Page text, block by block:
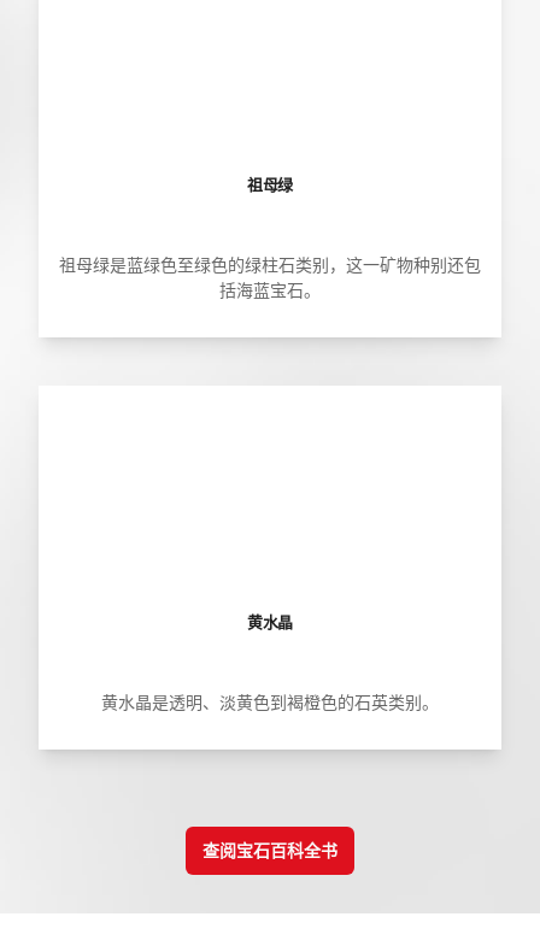
祖母绿
祖母绿是蓝绿色至绿色的绿柱石类别，这一矿物种别还包
括海蓝宝石。
黄水晶
黄水晶是透明、淡黄色到褐橙色的石英类别。
查阅宝石百科全书